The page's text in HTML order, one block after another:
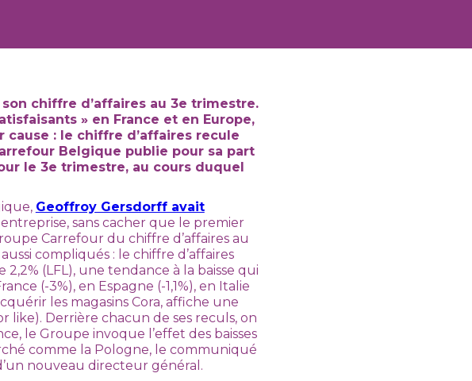
chiffre d’affaires au 3e trimestre.
» en France et en Europe,
: le chiffre d’affaires recule
Belgique publie pour sa part
le 3e trimestre, au cours duquel
Geoffroy Gersdorff avait
sans cacher que le premier
Carrefour du chiffre d’affaires au
compliqués : le chiffre d’affaires
(LFL), une tendance à la baisse qui
(-3%), en Espagne (-1,1%), en Italie
les magasins Cora, affiche une
like). Derrière chacun de ses reculs, on
le Groupe invoque l’effet des baisses
comme la Pologne, le communiqué
nouveau directeur général.